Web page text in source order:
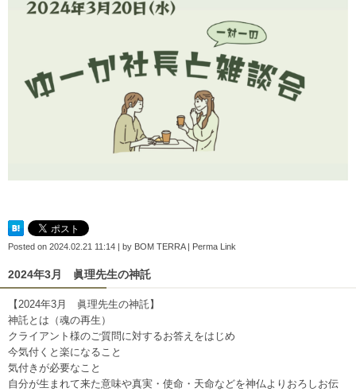
Posted on 2024.02.21 11:14 | by BOM TERRA| Perma Link
2024年3月 眞理先生の神託
【2024年3月 眞理先生の神託】
神託とは（魂の再生）
クライアント様のご質問に対するお答えをはじめ
今気付くと楽になること
気付きが必要なこと
自分が生まれて来た意味や真実・使命・天命などを神仏よりおろしお伝